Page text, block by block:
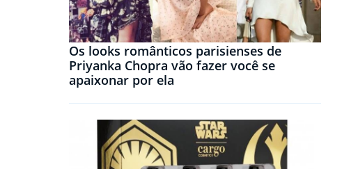
Os looks românticos parisienses de
Priyanka Chopra vão fazer você se
apaixonar por ela